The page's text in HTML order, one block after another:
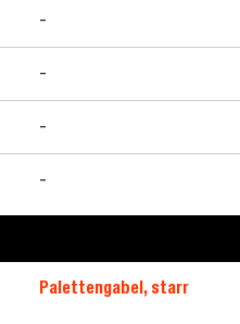
-
-
-
-
Palettengabel, starr